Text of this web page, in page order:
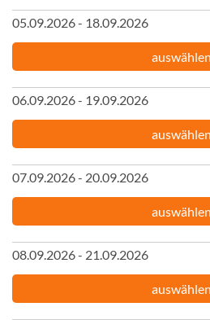
05.09.2026 - 18.09.2026
auswählen
06.09.2026 - 19.09.2026
auswählen
07.09.2026 - 20.09.2026
auswählen
08.09.2026 - 21.09.2026
auswählen